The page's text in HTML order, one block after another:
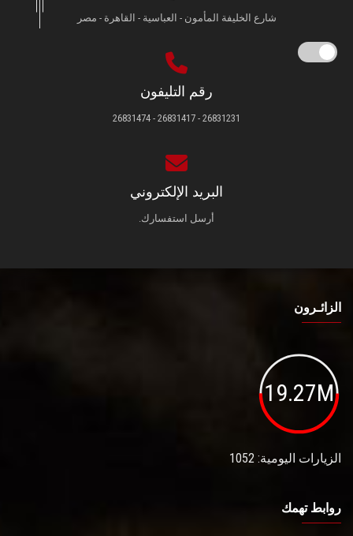
شارع الخليفة المأمون - العباسية - القاهرة - مصر
رقم التليفون
26831231 - 26831417 - 26831474
البريد الإلكتروني
أرسل استفسارك.
الزائـرون
19.27M
الزيارات اليومية: 1052
روابط تهمك